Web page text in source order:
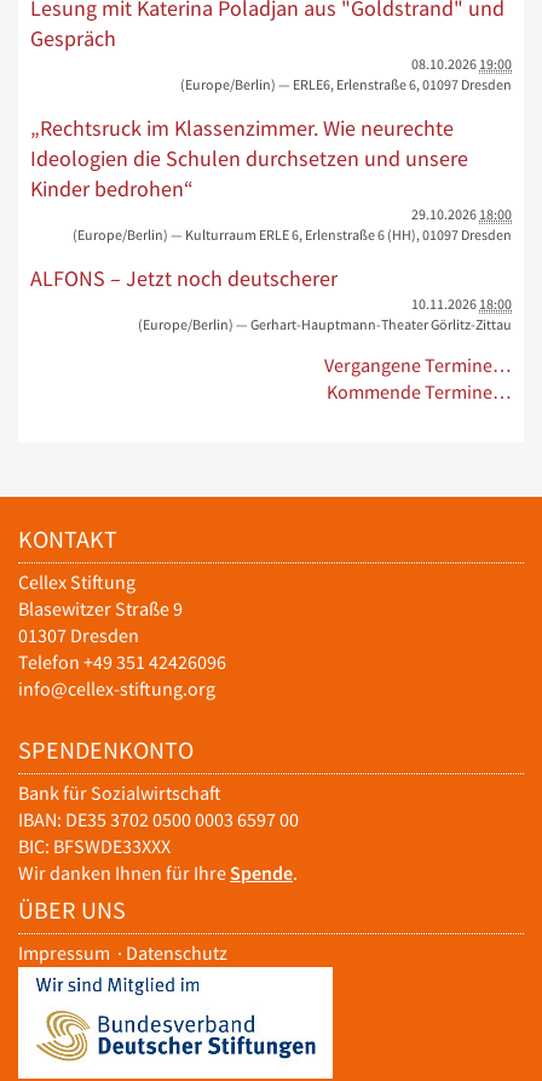
Lesung mit Katerina Poladjan aus "Goldstrand" und
Gespräch
08.10.2026 19:00
(Europe/Berlin) — ERLE6, Erlenstraße 6, 01097 Dresden
„Rechtsruck im Klassenzimmer. Wie neurechte
Ideologien die Schulen durchsetzen und unsere
Kinder bedrohen“
29.10.2026 18:00
(Europe/Berlin) — Kulturraum ERLE 6, Erlenstraße 6 (HH), 01097 Dresden
ALFONS – Jetzt noch deutscherer
10.11.2026 18:00
(Europe/Berlin) — Gerhart-Hauptmann-Theater Görlitz-Zittau
Vergangene Termine…
Kommende Termine…
KONTAKT
Cellex Stiftung
Blasewitzer Straße 9
01307 Dresden
Telefon +49 351 42426096
info@cellex-stiftung.org
SPENDENKONTO
Bank für Sozialwirtschaft
IBAN: DE35 3702 0500 0003 6597 00
BIC: BFSWDE33XXX
Wir danken Ihnen für IhreSpende.
ÜBER UNS
Impressum · Datenschutz